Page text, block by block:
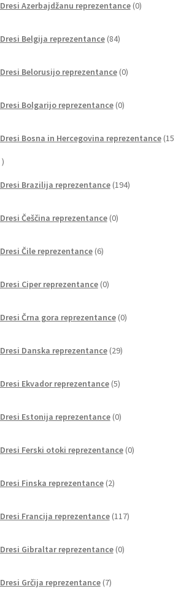
Dresi Azerbajdžanu reprezentance 0izdelkov
Dresi Belgija reprezentance 84izdelkov
Dresi Belorusijo reprezentance 0izdelkov
Dresi Bolgarijo reprezentance 0izdelkov
Dresi Bosna in Hercegovina reprezentance 15
15
Dresi Brazilija reprezentance 194izdelkov
Dresi Češčina reprezentance 0izdelkov
Dresi Čile reprezentance 6izdelkov
Dresi Ciper reprezentance 0izdelkov
Dresi Črna gora reprezentance 0izdelkov
Dresi Danska reprezentance 29izdelkov
Dresi Ekvador reprezentance 5izdelkov
Dresi Estonija reprezentance 0izdelkov
Dresi Ferski otoki reprezentance 0izdelkov
Dresi Finska reprezentance 2izdelka
Dresi Francija reprezentance 117izdelkov
Dresi Gibraltar reprezentance 0izdelkov
Dresi Grčija reprezentance 7izdelkov